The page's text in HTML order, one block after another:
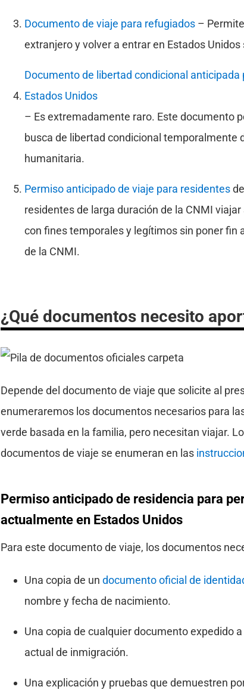
Documento de viaje para refugiados –
extranjero y volver a entrar en Estados
Documento de libertad condicional
Estados Unidos
– Es extremadamente raro. Este documento
busca de libertad condicional temporalmente
humanitaria.
Permiso anticipado de viaje para residentes
residentes de larga duración de la CNMI
con fines temporales y legítimos sin poner fin
de la CNMI.
¿Qué documentos necesito
Depende del documento de viaje que solicite al
enumeraremos los documentos necesarios para
verde basada en la familia, pero necesitan viajar.
documentos de viaje se enumeran en las
Permiso anticipado de residencia para
actualmente en Estados Unidos
Para este documento de viaje, los documentos
Una copia de un documento oficial de
nombre y fecha de nacimiento.
Una copia de cualquier documento expedido
actual de inmigración.
Una explicación y pruebas que demuestren